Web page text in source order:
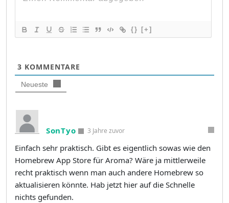
{} [+]
3 KOMMENTARE
Neueste
SonTyo 3 Jahre zuvor
Einfach sehr praktisch. Gibt es eigentlich sowas wie den
Homebrew App Store für Aroma? Wäre ja mittlerweile
recht praktisch wenn man auch andere Homebrew so
aktualisieren könnte. Hab jetzt hier auf die Schnelle
nichts gefunden.